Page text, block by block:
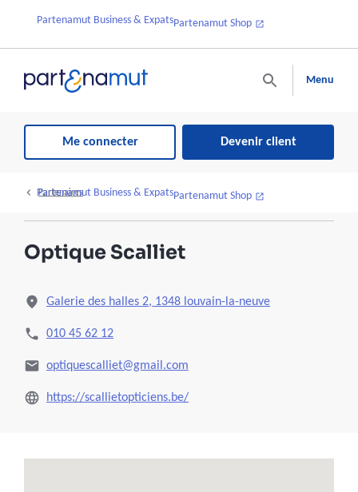
Partenamut Business & ExpatsPartenamut Shop
Menu
Me connecter Devenir client
Partenamut Business & ExpatsPartenamut Shop
Partenaires
Optique Scalliet
Galerie des halles 2, 1348 louvain-la-neuve
010 45 62 12
optiquescalliet@gmail.com
https://scallietopticiens.be/